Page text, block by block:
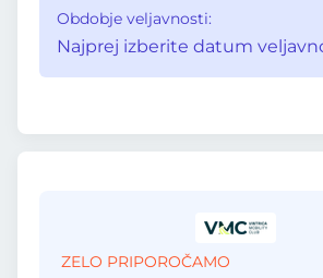
Obdobje veljavnosti:
Najprej izberite datum
ZELO PRIPOROČAMO